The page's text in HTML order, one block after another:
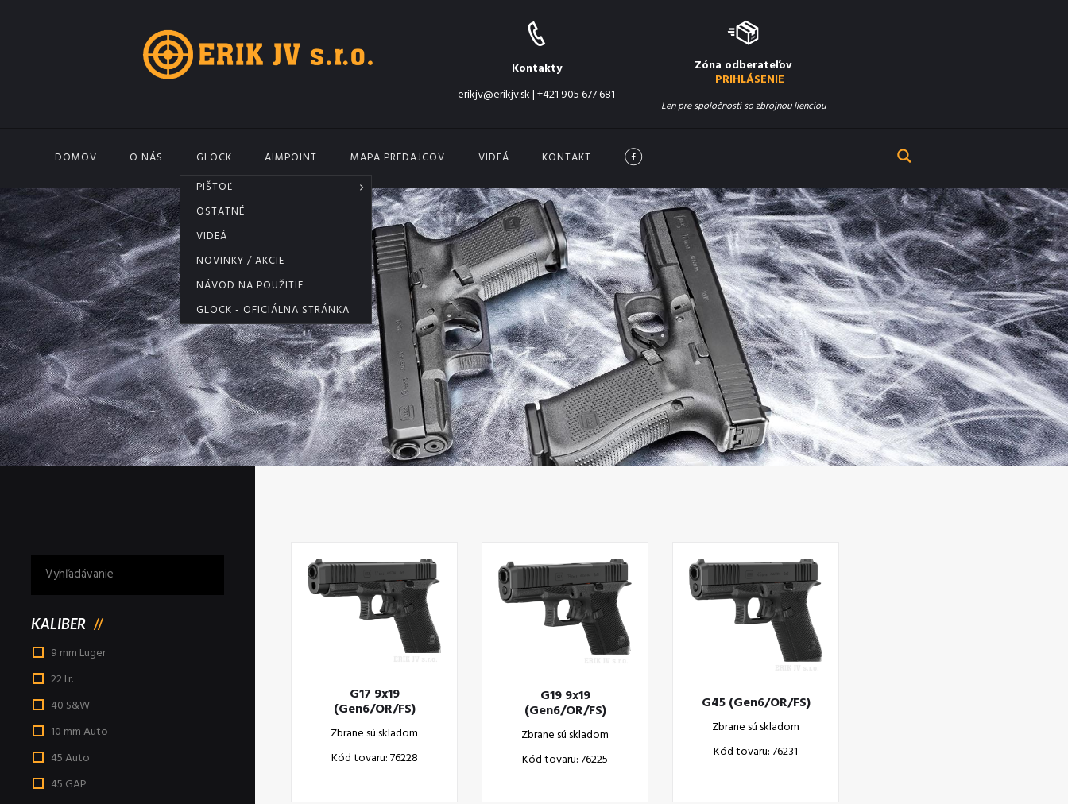
Kontakty
erikjv@erikjv.sk|+421 905 677 681
Zóna odberateľov
PRIHLÁSENIE
Len pre spoločnosti so zbrojnou lienciou
DOMOV O NÁS
GLOCK
PIŠTOĽ
OSTATNÉ
VIDEÁ
NOVINKY / AKCIE
NÁVOD NA POUŽITIE
GLOCK - OFICIÁLNA STRÁNKA
AIMPOINT MAPA PREDAJCOV VIDEÁ KONTAKT
KALIBER
9 mm Luger
22 l.r.
40 S&W
10 mm Auto
45 Auto
45 GAP
G17 9x19
(Gen6/OR/FS)
Zbrane sú skladom
Kód tovaru: 76228
G19 9x19
(Gen6/OR/FS)
Zbrane sú skladom
Kód tovaru: 76225
G45 (Gen6/OR/FS)
Zbrane sú skladom
Kód tovaru: 76231